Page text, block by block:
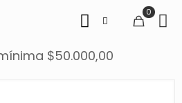
0
$50.000,00